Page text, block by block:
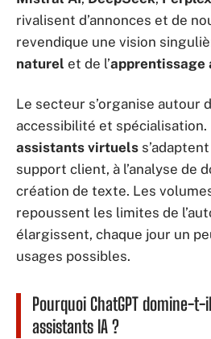
rivalisent d’annonces et de
revendique une vision
naturel et de l’apprentissage
Le secteur s’organise autour
accessibilité et spécialisation.
assistants virtuels
support client, à l’analyse de
création de texte. Les
repoussent les limites de
élargissent, chaque jour un
usages possibles.
Pourquoi ChatGPT domine-
assistants IA ?